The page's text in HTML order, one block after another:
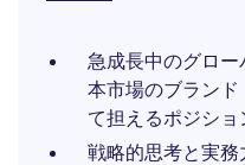
急成長中のグロ
本市場のブラン
て担えるポジショ
戦略的思考と実